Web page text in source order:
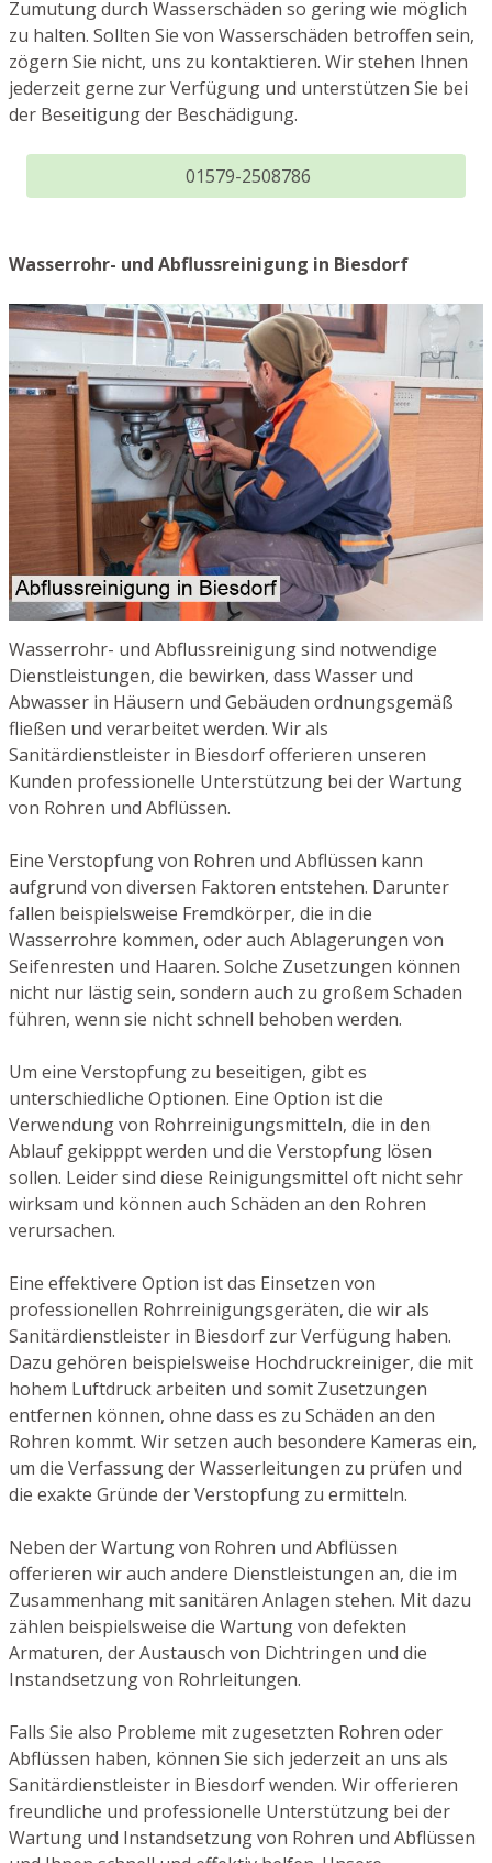
Zumutung durch Wasserschäden so gering wie möglich
zu halten. Sollten Sie von Wasserschäden betroffen sein,
zögern Sie nicht, uns zu kontaktieren. Wir stehen Ihnen
jederzeit gerne zur Verfügung und unterstützen Sie bei
der Beseitigung der Beschädigung.
01579-2508786
Wasserrohr- und Abflussreinigung in Biesdorf
Wasserrohr- und Abflussreinigung sind notwendige
Dienstleistungen, die bewirken, dass Wasser und
Abwasser in Häusern und Gebäuden ordnungsgemäß
fließen und verarbeitet werden. Wir als
Sanitärdienstleister in Biesdorf offerieren unseren
Kunden professionelle Unterstützung bei der Wartung
von Rohren und Abflüssen.
Eine Verstopfung von Rohren und Abflüssen kann
aufgrund von diversen Faktoren entstehen. Darunter
fallen beispielsweise Fremdkörper, die in die
Wasserrohre kommen, oder auch Ablagerungen von
Seifenresten und Haaren. Solche Zusetzungen können
nicht nur lästig sein, sondern auch zu großem Schaden
führen, wenn sie nicht schnell behoben werden.
Um eine Verstopfung zu beseitigen, gibt es
unterschiedliche Optionen. Eine Option ist die
Verwendung von Rohrreinigungsmitteln, die in den
Ablauf gekipppt werden und die Verstopfung lösen
sollen. Leider sind diese Reinigungsmittel oft nicht sehr
wirksam und können auch Schäden an den Rohren
verursachen.
Eine effektivere Option ist das Einsetzen von
professionellen Rohrreinigungsgeräten, die wir als
Sanitärdienstleister in Biesdorf zur Verfügung haben.
Dazu gehören beispielsweise Hochdruckreiniger, die mit
hohem Luftdruck arbeiten und somit Zusetzungen
entfernen können, ohne dass es zu Schäden an den
Rohren kommt. Wir setzen auch besondere Kameras ein,
um die Verfassung der Wasserleitungen zu prüfen und
die exakte Gründe der Verstopfung zu ermitteln.
Neben der Wartung von Rohren und Abflüssen
offerieren wir auch andere Dienstleistungen an, die im
Zusammenhang mit sanitären Anlagen stehen. Mit dazu
zählen beispielsweise die Wartung von defekten
Armaturen, der Austausch von Dichtringen und die
Instandsetzung von Rohrleitungen.
Falls Sie also Probleme mit zugesetzten Rohren oder
Abflüssen haben, können Sie sich jederzeit an uns als
Sanitärdienstleister in Biesdorf wenden. Wir offerieren
freundliche und professionelle Unterstützung bei der
Wartung und Instandsetzung von Rohren und Abflüssen